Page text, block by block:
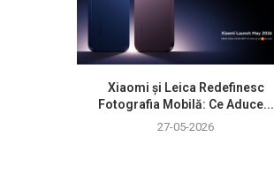
Xiaomi și Leica Redefinesc
Fotografia Mobilă: Ce Aduce...
27-05-2026